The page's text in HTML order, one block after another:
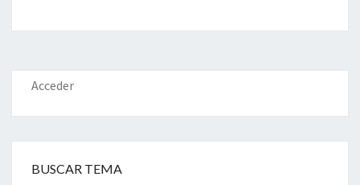
o
o
k
er dI
n
l
p
ar
Acceder
BUSCAR TEMA